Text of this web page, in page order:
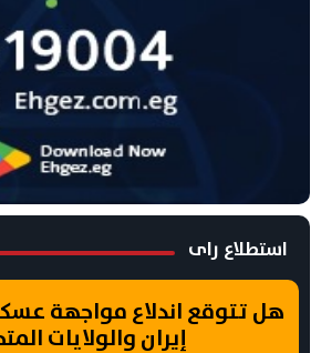
استطلاع راى
هل تتوقع اندلاع مواجهة
إيران والولايات